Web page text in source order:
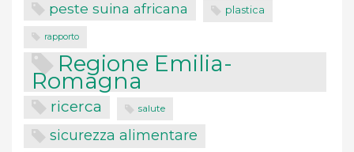
peste suina africana plastica
rapporto
Regione Emilia-
Romagna
ricerca salute
sicurezza alimentare